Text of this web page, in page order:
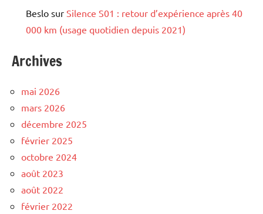
Beslo sur Silence S01 : retour d’expérience après 40
000 km (usage quotidien depuis 2021)
Archives
mai 2026
mars 2026
décembre 2025
février 2025
octobre 2024
août 2023
août 2022
février 2022